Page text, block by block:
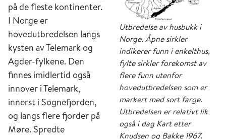
Utbredelse av husbukk i
Norge. Åpne sirkler
indikerer funn i enkelthus,
fylte sirkler forekomst av
flere funn utenfor
hovedutbredelsen som er
markert med sort farge.
Utbredelsen er relativt lik
også i dag Kart etter
Knudsen og Bakke 1967.
på de fleste kontinenter.
I Norge er
hovedutbredelsen langs
kysten av Telemark og
Agder-fylkene. Den
finnes imidlertid også
innover i Telemark,
innerst i Sognefjorden,
og langs flere fjorder på
Møre. Spredte